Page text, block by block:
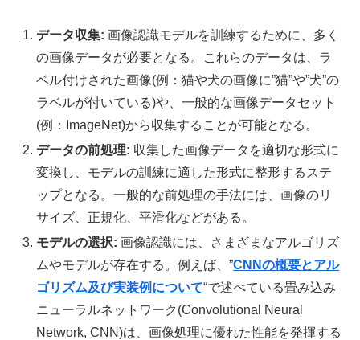
データ収集: 画像認識モデルを訓練するために、多く
の画像データが必要となる。これらのデータは、ラ
ベル付けされた画像(例：猫や犬の画像に”猫”や”犬”の
ラベルが付いている)や、一般的な画像データセット
(例：ImageNet)から収集することが可能となる。
データの前処理: 収集した画像データを適切な形式に
変換し、モデルの訓練に適した形式に整形するステ
ップとなる。一般的な前処理の手法には、画像のリ
サイズ、正規化、平滑化などがある。
モデルの選択: 画像認識には、さまざまなアルゴリズ
ムやモデルが存在する。例えば、”CNNの概要とアル
ゴリズム及び実装例について“で述べている畳み込み
ニューラルネットワーク(Convolutional Neural
Network, CNN)は、画像処理に優れた性能を発揮する